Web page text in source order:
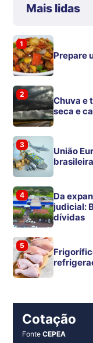
Mais lidas
1
Prepare
2
Chuva e
seca e
3
União
4
Da
judicial:
dívidas
5
Cotação
FonteCEPEA